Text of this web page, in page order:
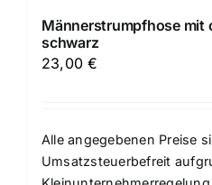
Männerstrumpfhose mit
schwarz
23,00€
Alle angegebenen Preise
Umsatzsteuerbefreit